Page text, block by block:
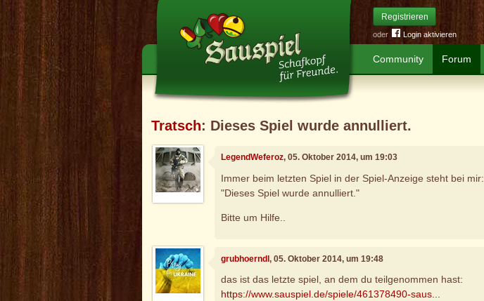
Registrieren
oder Login aktivieren
Community Forum
Tratsch: Dieses Spiel wurde annulliert.
LegendWeferoz, 05. Oktober 2014, um 19:03
Immer beim letzten Spiel in der Spiel-Anzeige steht bei mir:
"Dieses Spiel wurde annulliert."
Bitte um Hilfe..
grubhoerndl, 05. Oktober 2014, um 19:48
das ist das letzte spiel, an dem du teilgenommen hast:
https://www.sauspiel.de/spiele/461378490-saus...